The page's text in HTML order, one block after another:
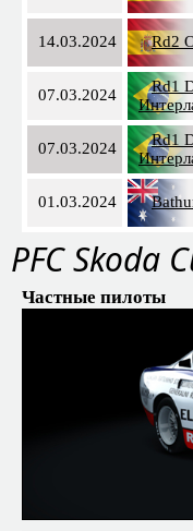
14.03.2024 Rd2
07.03.2024
Rd1
07.03.2024
Rd1
01.03.2024
PFC Skoda
Частные пилоты